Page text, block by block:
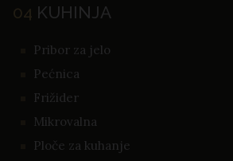
04 KUHINJA
Pribor za jelo
Pećnica
Frižider
Mikrovalna
Ploče za kuhanje